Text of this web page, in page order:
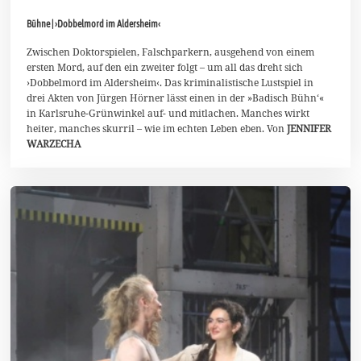
u
u
t
2
0
2
Bühne | ›Dobbelmord im Aldersheim‹
Zwischen Doktorspielen, Falschparkern, ausgehend von einem
ersten Mord, auf den ein zweiter folgt – um all das dreht sich
›Dobbelmord im Aldersheim‹. Das kriminalistische Lustspiel in
drei Akten von Jürgen Hörner lässt einen in der »Badisch Bühn‘«
in Karlsruhe-Grünwinkel auf- und mitlachen. Manches wirkt
heiter, manches skurril – wie im echten Leben eben. VonJENNIFER
WARZECHA